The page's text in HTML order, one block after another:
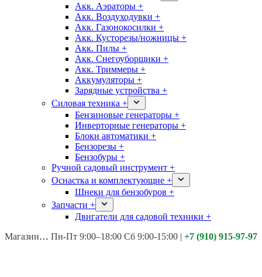
Акк. Аэраторы +
Акк. Воздуходувки +
Акк. Газонокосилки +
Акк. Кусторезы/ножницы +
Акк. Пилы +
Акк. Снегоуборщики +
Акк. Триммеры +
Аккумуляторы +
Зарядные устройства +
Силовая техника +
Бензиновые генераторы +
Инверторные генераторы +
Блоки автоматики +
Бензорезы +
Бензобуры +
Ручной садовый инструмент +
Оснастка и комплектующие +
Шнеки для бензобуров +
Запчасти +
Двигатели для садовой техники +
Магазины: Калуга ул. Московская д.113
Пн-Пт 9:00–18:00 Сб 9:00-15:00 | +7 (910) 915-97-97